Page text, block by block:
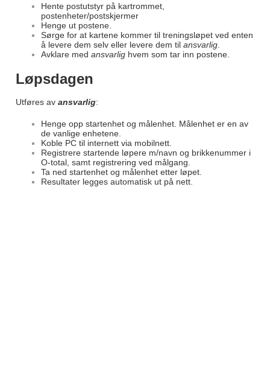
Hente postutstyr på kartrommet,
postenheter/postskjermer
Henge ut postene.
Sørge for at kartene kommer til treningsløpet ved enten
å levere dem selv eller levere dem til ansvarlig
Avklare med ansvarlig hvem som tar inn postene.
Løpsdagen
Utføres av ansvarlig:
Henge opp startenhet og målenhet. Målenhet er en av
de vanlige enhetene.
Koble PC til internett via mobilnett.
Registrere startende løpere m/navn og brikkenummer i
O-total, samt registrering ved målgang.
Ta ned startenhet og målenhet etter løpet.
Resultater legges automatisk ut på nett.